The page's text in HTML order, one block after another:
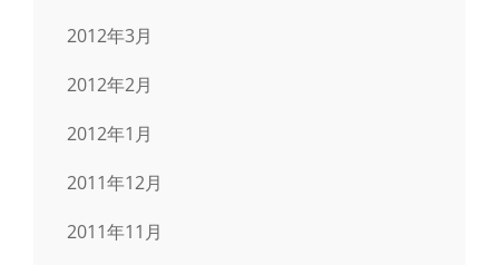
2012年3月
2012年2月
2012年1月
2011年12月
2011年11月